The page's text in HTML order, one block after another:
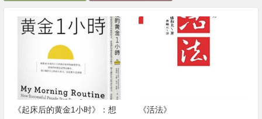
《起床后的黄金1小时》：想
《活法》